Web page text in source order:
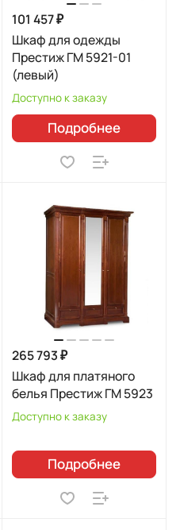
101 457 ₽
Шкаф для одежды
Престиж ГМ 5921-01
(левый)
Доступно к заказу
Подробнее
265 793 ₽
Шкаф для платяного
белья Престиж ГМ 5923
Доступно к заказу
Подробнее